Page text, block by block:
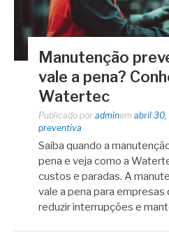
Manutenção
vale a pena?
Watertec
Publicado por adminem abril 30,
preventiva
Saiba quando a
pena e veja como a
custos e paradas. A
vale a pena para
reduzir interrupções e